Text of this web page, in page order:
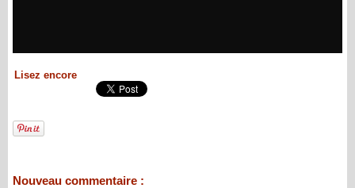
Lisez encore
Nouveau commentaire :